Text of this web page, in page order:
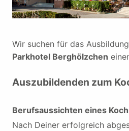
Wir suchen für das
Parkhotel Berghölzchen
Auszubildenden zum
Berufsaussichten eines
Nach Deiner erfolgreich